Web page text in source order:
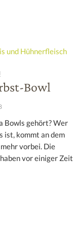
Bowl
Bowls gehört? Wer
ist, kommt an dem
vorbei. Die
vor einiger Zeit